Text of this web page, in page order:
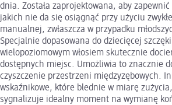
dnia. Została zaprojektowana, aby
jakich nie da się osiągnąć przy użyciu
manualnej, zwłaszcza w przypadku
Specjalnie dopasowana do dziecięcej szczęki
wielopoziomowym włosiem skutecznie
dostępnych miejsc. Umożliwia to znacznie
czyszczenie przestrzeni międzyzębowych.
wskaźnikowe, które blednie w miarę
sygnalizuje idealny moment na wymianę